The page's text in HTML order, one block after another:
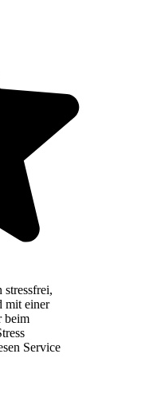
mit einer
beim
Service